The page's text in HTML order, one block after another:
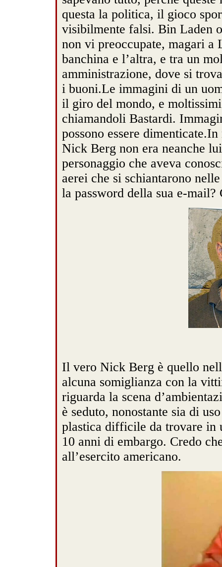
questa la politica, il gioco
visibilmente falsi. Bin Laden
non vi preoccupate, magari a
banchina e l’altra, e tra un
amministrazione, dove si
i buoni.Le immagini di un
il giro del mondo, e
chiamandoli Bastardi.
possono essere
Nick Berg non era neanche
personaggio che aveva
aerei che si schiantarono
la password della sua e-
Il vero Nick Berg è quello
alcuna somiglianza con la
riguarda la scena
è seduto, nonostante sia di
plastica difficile da trovare in
10 anni di embargo. Credo
all’esercito americano.